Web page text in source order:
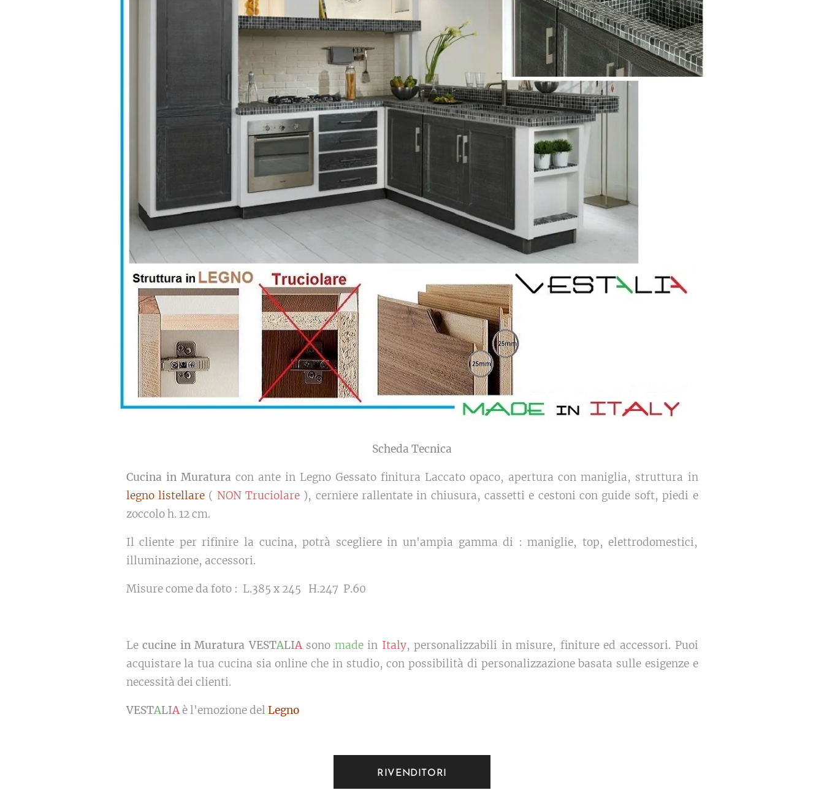
Scheda Tecnica
Cucina in Muratura con ante in Legno Gessato finitura Laccato opaco, apertura con maniglia, struttura in
legno listellare ( NON Truciolare), cerniere rallentate in chiusura, cassetti e cestoni con guide soft, piedi e
zoccolo h. 12 cm.
Il cliente per rifinire la cucina, potrà scegliere in un'ampia gamma di : maniglie, top, elettrodomestici,
illuminazione, accessori.
Misure come da foto : L.385 x 245 H.247 P.60
Lecucine in Muratura VESTALIAsono madein Italy, personalizzabili in misure, finiture ed accessori. Puoi
acquistare la tua cucina sia online che in studio, con possibilità di personalizzazione basata sulle esigenze e
necessità dei clienti.
VESTALIA è l'emozione del Legno
RIVENDITORI